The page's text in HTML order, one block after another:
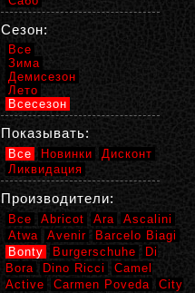
Сезон:
Все
Зима
Демисезон
Лето
Всесезон
Показывать:
Все Новинки
Дисконт
Ликвидация
Производители:
Все Abricot Ara
Ascalini
Atwa
Avenir
Barcelo Biagi
Bonty
Burgerschuhe
Di
Bora
Dino Ricci
Camel
Active
Carmen Poveda
City